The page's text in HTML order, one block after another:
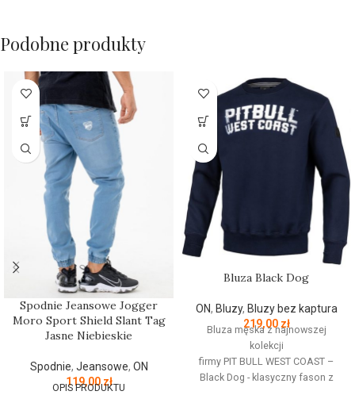
Podobne produkty
Spodnie Jeansowe Jogger
Moro Sport Shield Slant Tag
Jasne Niebieskie
Spodnie, Jeansowe, ON
119,00zł
OPIS PRODUKTU
Bluza Black Dog
ON, Bluzy, Bluzy bez kaptura
219,00 zł
Bluza męska z najnowszej
kolekcji
firmy PIT BULL WEST COAST –
Black Dog - klasyczny fason z